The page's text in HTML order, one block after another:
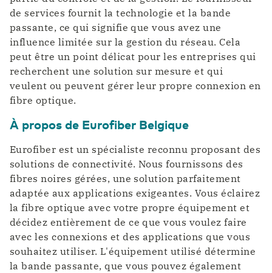
de services fournit la technologie et la bande
passante, ce qui signifie que vous avez une
influence limitée sur la gestion du réseau. Cela
peut être un point délicat pour les entreprises qui
recherchent une solution sur mesure et qui
veulent ou peuvent gérer leur propre connexion en
fibre optique.
À propos de Eurofiber Belgique
Eurofiber est un spécialiste reconnu proposant des
solutions de connectivité. Nous fournissons des
fibres noires gérées, une solution parfaitement
adaptée aux applications exigeantes. Vous éclairez
la fibre optique avec votre propre équipement et
décidez entièrement de ce que vous voulez faire
avec les connexions et des applications que vous
souhaitez utiliser. L'équipement utilisé détermine
la bande passante, que vous pouvez également